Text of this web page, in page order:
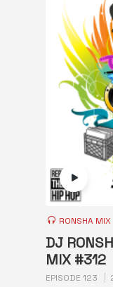
RONSHA MIX
DJ
MIX #312
EPISODE 123